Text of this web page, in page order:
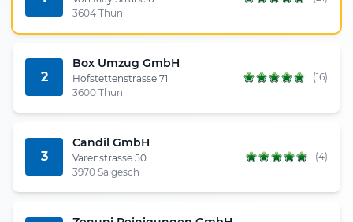
3604 Thun
2
Box Umzug GmbH
Hofstettenstrasse 71
3600 Thun
(16)
3
Candil GmbH
Varenstrasse 50
3970 Salgesch
(4)